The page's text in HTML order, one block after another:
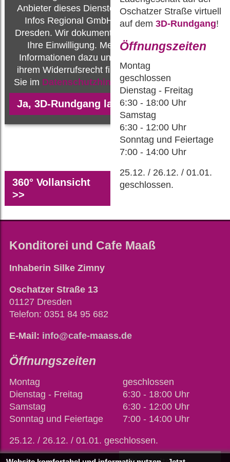
Anbieter dieses Dienstes ist
Infos Regional GmbH in
Dresden. Wir dokumentieren
Ihre Einwilligung. Mehr
Informationen dazu und zu
ihrem Widerrufsrecht finden
Sie im Datenschutzhinweis.
360° Vollansicht
Oschatzer Straße virtuell
auf dem 3D-Rundgang!
Öffnungszeiten
Montag
geschlossen
Dienstag - Freitag
6:30 - 18:00 Uhr
Samstag
6:30 - 12:00 Uhr
Sonntag und Feiertage
7:00 - 14:00 Uhr
25.12. / 26.12. / 01.01.
geschlossen.
Konditorei und Cafe Maaß
Inhaberin Silke Zimny
Oschatzer Straße 13
01127 Dresden
Telefon: 0351 84 95 682
E-Mail: info@cafe-maass.de
Öffnungszeiten
Montag
geschlossen
Dienstag - Freitag
6:30 - 18:00 Uhr
Samstag
6:30 - 12:00 Uhr
Sonntag und Feiertage
7:00 - 14:00 Uhr
25.12. / 26.12. / 01.01. geschlossen.